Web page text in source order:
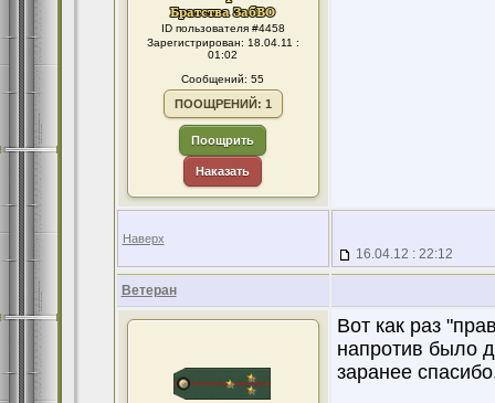
ID пользователя #4458
Зарегистрирован: 18.04.11 :
01:02
Сообщений: 55
ПООЩРЕНИЙ: 1
Поощрить
Наказать
Наверх
16.04.12 : 22:12
Ветеран
Вот как раз
напротив было
заранее